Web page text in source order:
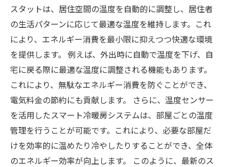
スタットは、居住空間の温度を自動的に調整し、居住者
の生活パターンに応じて最適な温度を維持します。これ
により、エネルギー消費を最小限に抑えつつ快適な環境
を提供します。 例えば、外出時に自動で温度を下げ、自
宅に戻る際に最適な温度に調整される機能もあります。
これにより、無駄なエネルギー消費を防ぐことができ、
電気料金の節約にも貢献します。 さらに、温度センサー
を活用したスマート冷暖房システムは、部屋ごとの温度
管理を行うことが可能です。これにより、必要な部屋だ
けを効率的に温めたり冷やしたりすることができ、全体
のエネルギー効率が向上します。 このように、最新のス